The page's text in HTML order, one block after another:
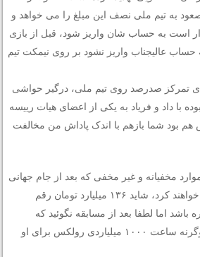
به تیم ملی نصف این مبلغ را می خواهد و
است به حساب شان واریز شود، قبل از بازی
حساب عالیجناب واریز نشود بر روی نیمکت تیم
تمرکز صدرصد روی تیم ملی، درگیر حواشی
با داد و فریاد به یکی از اعضای هیات رییسه
بود شما بازهم با اندک پاداش من مخالفت
مخفیانه و غیر مخفی که بعد از جام جهانی
خود بازیکنان شفاف سازی خواهند کرد، شاید ۱۳۶ میلیارد تومان رقم
باشد اما لطفا بعد از مسابقه نگوئید که
بخاطر مردم کار می کنم. وگرنه ساعت ۱۰۰۰ میلیاردی رولکس برای او